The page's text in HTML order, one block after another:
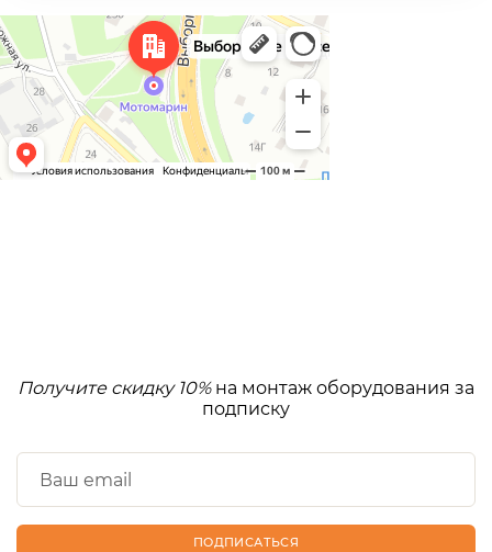
Получите скидку 10%на монтаж оборудования за
подписку
ПОДПИСАТЬСЯ